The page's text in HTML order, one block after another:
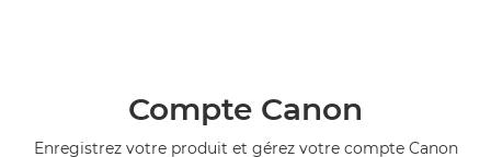
Compte Canon
Enregistrez votre produit et gérez votre compte Canon